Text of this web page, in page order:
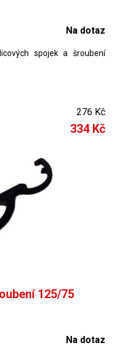
Na dotaz
spojek a šroubení
276 Kč
334 Kč
125/75
Na dotaz